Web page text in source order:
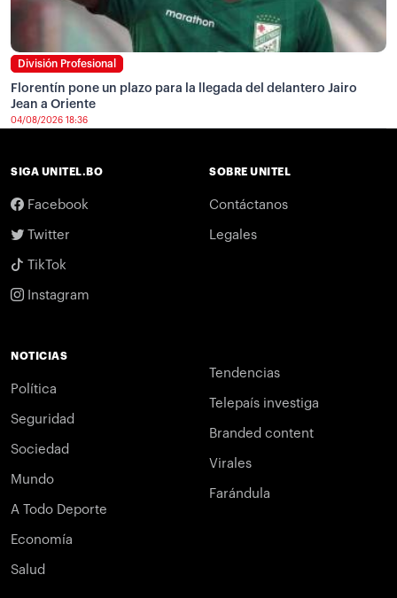
División Profesional
Florentín pone un plazo para la llegada del delantero Jairo
Jean a Oriente
04/08/2026 18:36
SIGA UNITEL.BO
Facebook
Twitter
TikTok
Instagram
SOBRE UNITEL
Contáctanos
Legales
NOTICIAS
Política
Seguridad
Sociedad
Mundo
A Todo Deporte
Economía
Salud
Tendencias
Telepaís investiga
Branded content
Virales
Farándula